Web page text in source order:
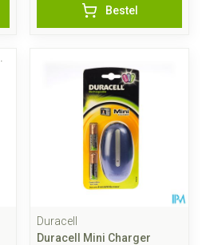
Bestel
Duracell
Duracell Mini Charger